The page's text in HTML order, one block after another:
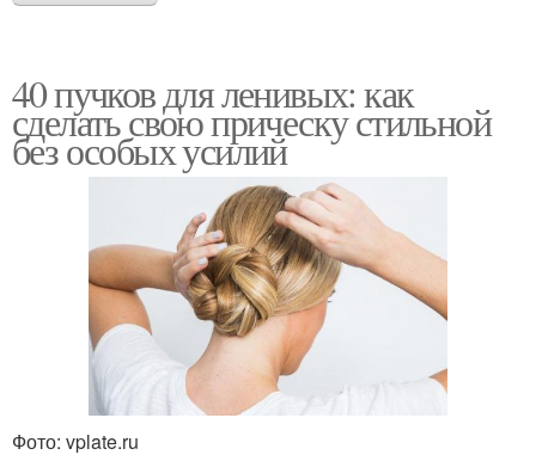
40 пучков для ленивых: как
сделать свою прическу стильной
без особых усилий
Фото: vplate.ru